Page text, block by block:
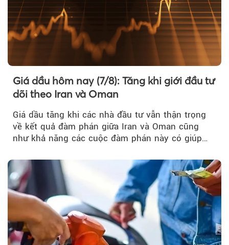
Giá dầu hôm nay (7/8): Tăng khi giới đầu tư
dõi theo Iran và Oman
Giá dầu tăng khi các nhà đầu tư vẫn thận trọng
về kết quả đàm phán giữa Iran và Oman cũng
như khả năng các cuộc đàm phán này có giúp
Hormuz hay không.